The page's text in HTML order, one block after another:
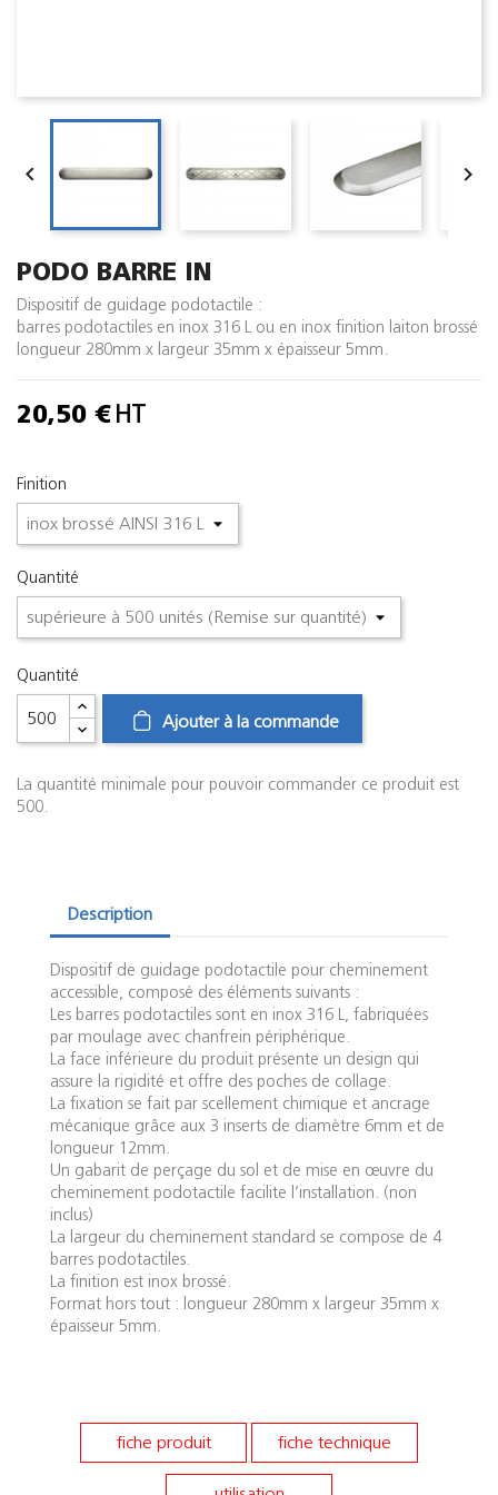
 
PODO BARRE IN
Dispositif de guidage podotactile :
barres podotactiles en inox 316 L ou en inox finition laiton brossé
longueur 280mm x largeur 35mm x épaisseur 5mm.
20,50 € HT
Finition
Quantité
Quantité
Ajouter à la commande
La quantité minimale pour pouvoir commander ce produit est
500.
Description
Dispositif de guidage podotactile pour cheminement
accessible, composé des éléments suivants :
Les barres podotactiles sont en inox 316 L, fabriquées
par moulage avec chanfrein périphérique.
La face inférieure du produit présente un design qui
assure la rigidité et offre des poches de collage.
La fixation se fait par scellement chimique et ancrage
mécanique grâce aux 3 inserts de diamètre 6mm et de
longueur 12mm.
Un gabarit de perçage du sol et de mise en œuvre du
cheminement podotactile facilite l’installation. (non
inclus)
La largeur du cheminement standard se compose de 4
barres podotactiles.
La finition est inox brossé.
Format hors tout : longueur 280mm x largeur 35mm x
épaisseur 5mm.
fiche produit fiche technique